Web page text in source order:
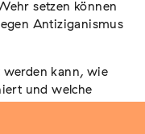
und
und
setzen können
Antiziganismus
kann, wie
und welche